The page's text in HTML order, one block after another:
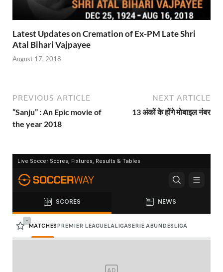
Latest Updates on Cremation of Ex-PM Late Shri
Atal Bihari Vajpayee
August 17, 2018
PREVIOUS ARTICLE
“Sanju” : An Epic movie of
the year 2018
NEXT ARTICLE
13 अंकों के होंगे मोबाइल नंबर